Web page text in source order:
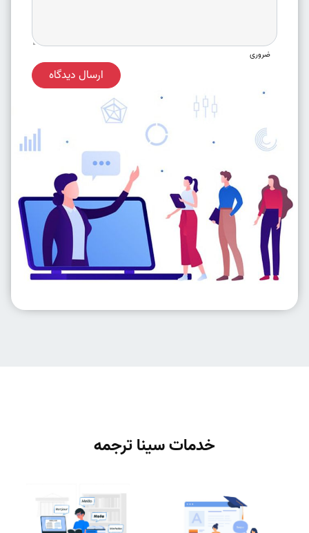
ضروری
ارسال دیدگاه
خدمات سینا ترجمه